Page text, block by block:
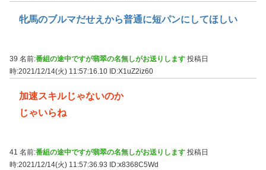
牝馬のブルマだせえから普通に短パンにしてほしい
39 名前:番組の途中ですが翡翠の名無しがお送りします 投稿日
時:2021/12/14(火) 11:57:16.10 ID:X1uZ2iz60
加速スキルじゃないのか
じゃいらね
41 名前:番組の途中ですが翡翠の名無しがお送りします 投稿日
時:2021/12/14(火) 11:57:36.93 ID:x8368C5Wd